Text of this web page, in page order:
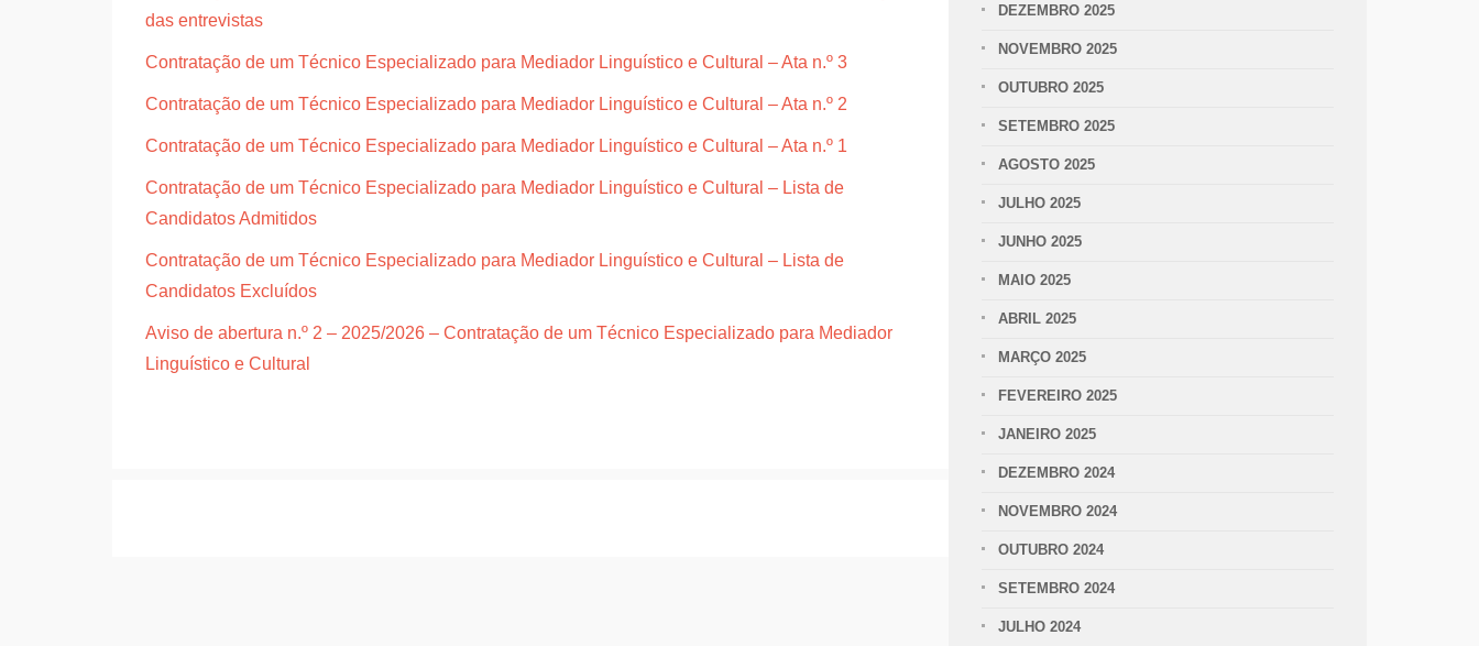
das entrevistas
Contratação de um Técnico Especializado para Mediador Linguístico e Cultural – Ata n.º 3
Contratação de um Técnico Especializado para Mediador Linguístico e Cultural – Ata n.º 2
Contratação de um Técnico Especializado para Mediador Linguístico e Cultural – Ata n.º 1
Contratação de um Técnico Especializado para Mediador Linguístico e Cultural – Lista de
Candidatos Admitidos
Contratação de um Técnico Especializado para Mediador Linguístico e Cultural – Lista de
Candidatos Excluídos
Aviso de abertura n.º 2 – 2025/2026 – Contratação de um Técnico Especializado para Mediador
Linguístico e Cultural
DEZEMBRO 2025
NOVEMBRO 2025
OUTUBRO 2025
SETEMBRO 2025
AGOSTO 2025
JULHO 2025
JUNHO 2025
MAIO 2025
ABRIL 2025
MARÇO 2025
FEVEREIRO 2025
JANEIRO 2025
DEZEMBRO 2024
NOVEMBRO 2024
OUTUBRO 2024
SETEMBRO 2024
JULHO 2024